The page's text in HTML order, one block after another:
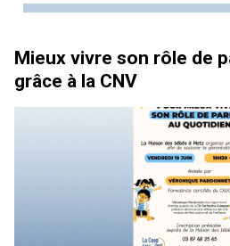
Mieux vivre son rôle de
grâce à la CNV